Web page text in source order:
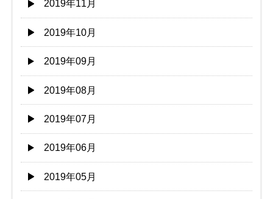
2019年11月
2019年10月
2019年09月
2019年08月
2019年07月
2019年06月
2019年05月